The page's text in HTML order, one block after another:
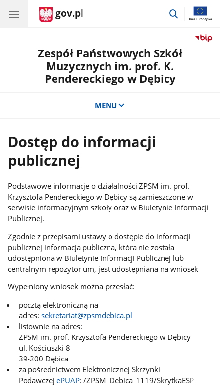
gov.pl
przejdź
Zespół Państwowych Szkół
Muzycznych im. prof. K.
Pendereckiego w Dębicy
MENU
Dostęp do informacji
publicznej
Podstawowe informacje o działalności ZPSM im. prof.
Krzysztofa Pendereckiego w Dębicy są zamieszczone w
serwisie informacyjnym szkoły oraz w Biuletynie Informacji
Publicznej.
Zgodnie z przepisami ustawy o dostępie do informacji
publicznej informacja publiczna, która nie została
udostępniona w Biuletynie Informacji Publicznej lub
centralnym repozytorium, jest udostępniana na wniosek
Wypełniony wniosek można przesłać:
pocztą elektroniczną na
adres:sekretariat@zpsmdebica.pl
listownie na adres:
ZPSM im. prof. Krzysztofa Pendereckiego w Dębicy
ul. Kościuszki 8
39-200 Dębica
za pośrednictwem Elektronicznej Skrzynki
PodawczejePUAP: /ZPSM_Debica_1119/SkrytkaESP